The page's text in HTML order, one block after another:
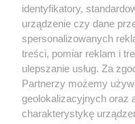
Nie zapomnij
zapoznać się z:
polityką
Twojemiasto
Piekary Śląskie
Chorzów
Tarnowskie Góry
identyfikatory,
urządzenie czy dane
spersonalizowanych
treści, pomiar reklam i
ulepszanie usług. Za
Partnerzy możemy
geolokalizacyjnych oraz
charakterystykę